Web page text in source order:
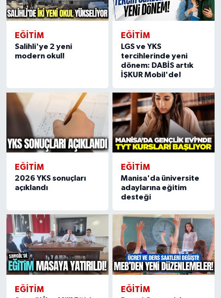
EĞİTİM
Salihli'ye 2 yeni
modern okul!
EĞİTİM
LGS ve YKS
tercihlerinde yeni
dönem: DABİS artık
İŞKUR Mobil'de!
EĞİTİM
2026 YKS sonuçları
açıklandı
EĞİTİM
Manisa'da üniversite
adaylarına eğitim
desteği
EĞİTİM EĞİTİM